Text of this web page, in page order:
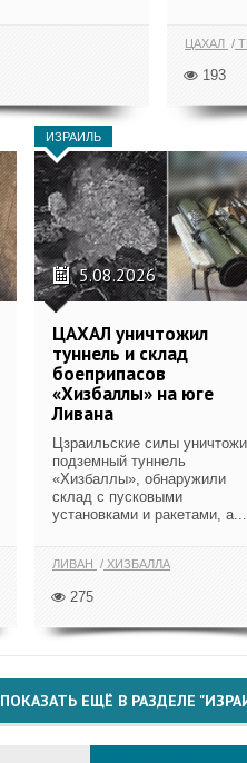
ЦАХАЛ
193
ИЗРАИЛЬ
5.08.2026
ЦАХАЛ уничтожил
туннель и склад
боеприпасов
«Хизбаллы» на юге
Ливана
Цзраильские силы
подземный туннель
«Хизбаллы», обнаружили
склад с пусковыми
установками и ракетами, а...
ЛИВАН ХИЗБАЛЛА
275
ПОКАЗАТЬ ЕЩЁ В РАЗДЕЛЕ